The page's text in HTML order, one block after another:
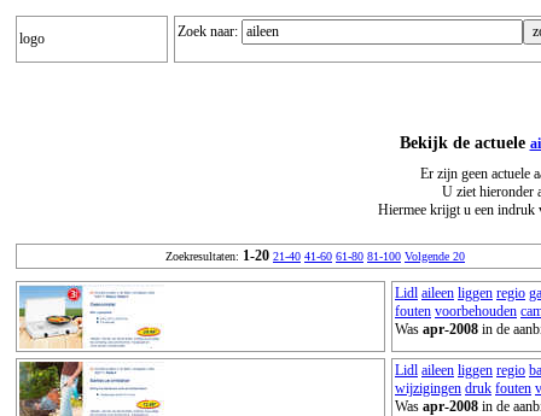
logo Zoek naar:
Bekijk de actuele
Er zijn geen actuele
U ziet hieronder
Hiermee krijgt u een indruk
Zoekresultaten: 1-20 21-40 41-60 61-80 81-100 Volgende 20
Lidl aileen liggen regio
fouten voorbehouden
Was apr-2008 in de
Lidl aileen liggen regio
wijzigingen druk fouten
Was apr-2008 in de